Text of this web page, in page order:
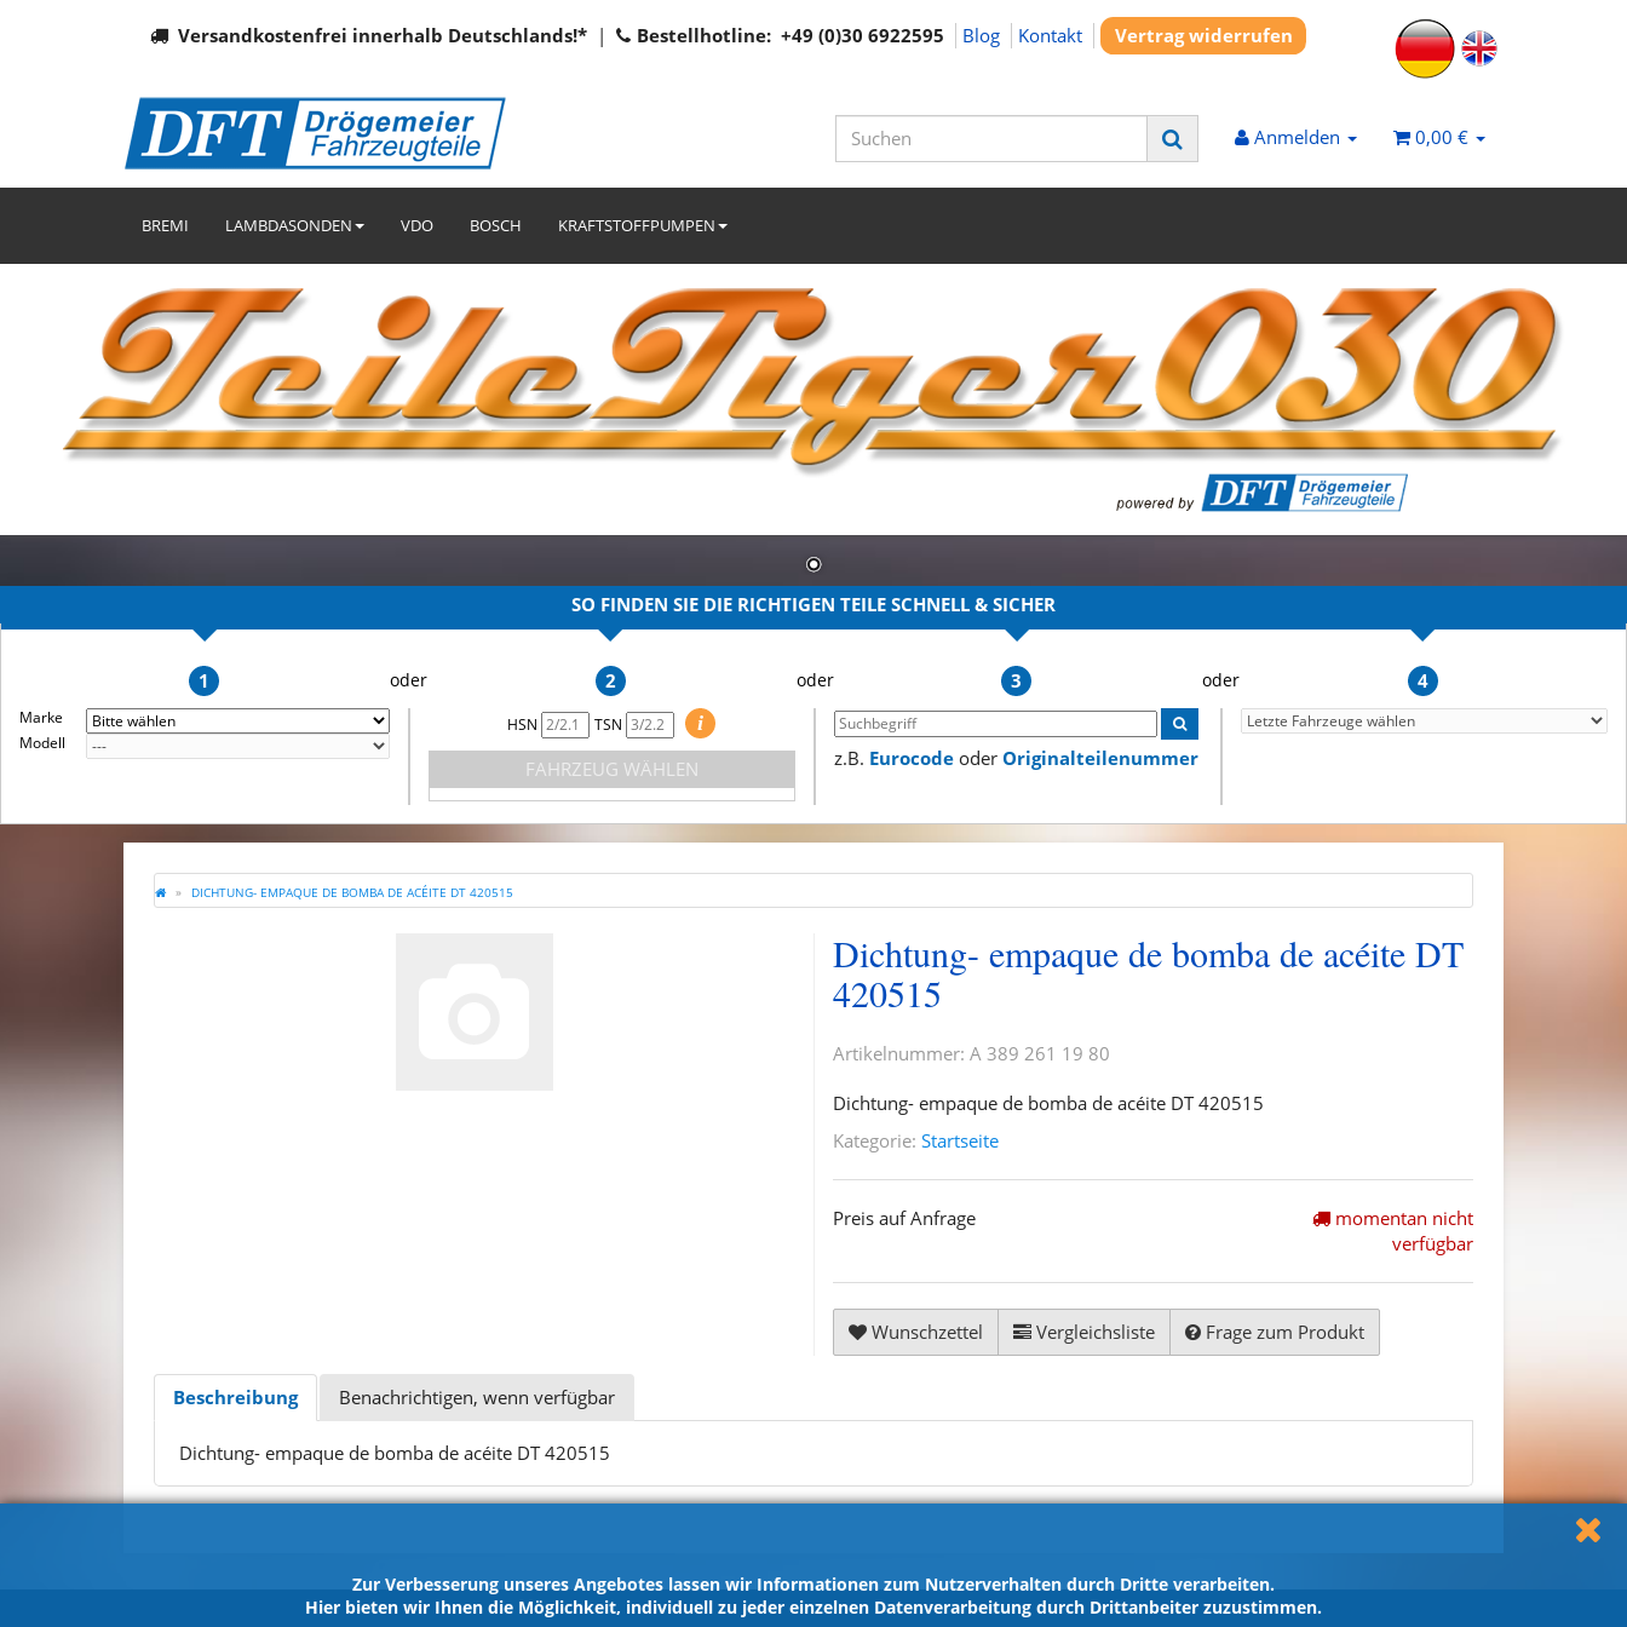
Versandkostenfrei innerhalb Deutschlands!* | Bestellhotline: +49 (0)30 6922595 Blog Kontakt Vertrag widerrufen
Anmelden 0,00 €
BREMI LAMBDASONDEN VDO BOSCH KRAFTSTOFFPUMPEN
SO FINDEN SIE DIE RICHTIGEN TEILE SCHNELL & SICHER
1
Marke
Modell
2
HSN TSN
i
FAHRZEUG WÄHLEN
3
z.B. Eurocode oder Originalteilenummer
4
Zur Verbesserung unseres Angebotes lassen wir Informationen zum Nutzerverhalten durch Dritte verarbeiten.
Hier bieten wir Ihnen die Möglichkeit, individuell zu jeder einzelnen Datenverarbeitung durch Drittanbeiter zuzustimmen.
DICHTUNG- EMPAQUE DE BOMBA DE ACÉITE DT 420515
Dichtung- empaque de bomba de acéite DT
420515
Artikelnummer: A 389 261 19 80
Dichtung- empaque de bomba de acéite DT 420515
Kategorie: Startseite
Preis auf Anfrage
momentan nicht
verfügbar
Wunschzettel Vergleichsliste Frage zum Produkt
Beschreibung Benachrichtigen, wenn verfügbar
Dichtung- empaque de bomba de acéite DT 420515